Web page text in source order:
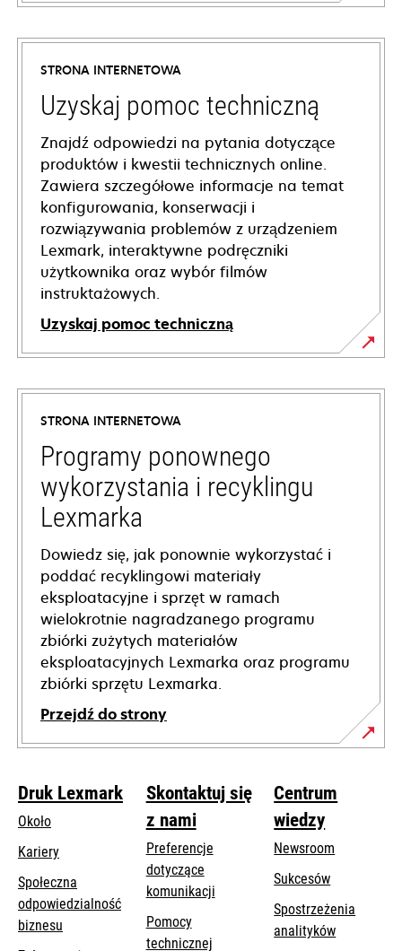
STRONA INTERNETOWA
Uzyskaj pomoc techniczną
Znajdź odpowiedzi na pytania dotyczące
produktów i kwestii technicznych online.
Zawiera szczegółowe informacje na temat
konfigurowania, konserwacji i
rozwiązywania problemów z urządzeniem
Lexmark, interaktywne podręczniki
użytkownika oraz wybór filmów
instruktażowych.
Uzyskaj pomoc techniczną
opens
in
new
tab
STRONA INTERNETOWA
Programy ponownego
wykorzystania i recyklingu
Lexmarka
Dowiedz się, jak ponownie wykorzystać i
poddać recyklingowi materiały
eksploatacyjne i sprzęt w ramach
wielokrotnie nagradzanego programu
zbiórki zużytych materiałów
eksploatacyjnych Lexmarka oraz programu
zbiórki sprzętu Lexmarka.
Przejdź do strony
Druk Lexmark
Około
Kariery
Społeczna
odpowiedzialność
biznesu
Skontaktuj się
z nami
Preferencje
dotyczące
komunikacji
Pomocy
technicznejopens
Centrum
wiedzy
Newsroom
Sukcesów
Spostrzeżenia
analityków